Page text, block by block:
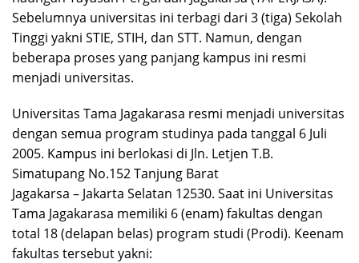
Sebelumnya universitas ini terbagi dari 3 (tiga) Sekolah
Tinggi yakni STIE, STIH, dan STT. Namun, dengan
beberapa proses yang panjang kampus ini resmi
menjadi universitas.
Universitas Tama Jagakarasa resmi menjadi universitas
dengan semua program studinya pada tanggal 6 Juli
2005. Kampus ini berlokasi di Jln. Letjen T.B.
Simatupang No.152 Tanjung Barat
Jagakarsa – Jakarta Selatan 12530. Saat ini Universitas
Tama Jagakarasa memiliki 6 (enam) fakultas dengan
total 18 (delapan belas) program studi (Prodi). Keenam
fakultas tersebut yakni: